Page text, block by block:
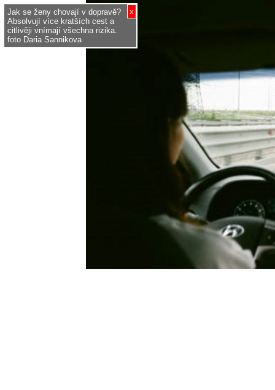
x
Jak se ženy chovají v dopravě?
Absolvují více kratších cest a
citlivěji vnímají všechna rizika.
foto Daria Sannikova